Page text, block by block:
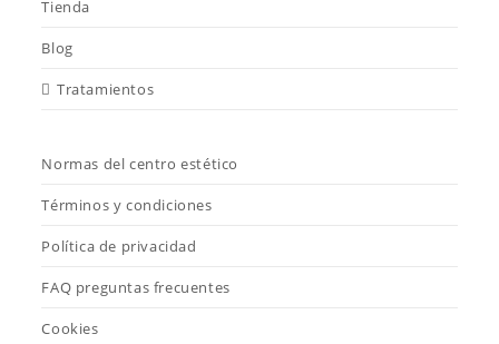
Tienda
Blog
Tratamientos
Normas del centro estético
Términos y condiciones
Política de privacidad
FAQ preguntas frecuentes
Cookies